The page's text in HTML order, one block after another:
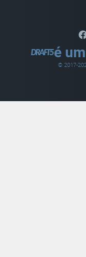
é
© 2017-